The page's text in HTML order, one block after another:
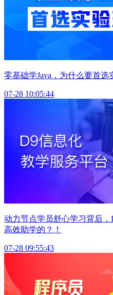
零基础学Java，为什么要首选
07-28 10:05:44
动力节点学员舒心学习背后
高效助学的？！
07-28 09:55:43